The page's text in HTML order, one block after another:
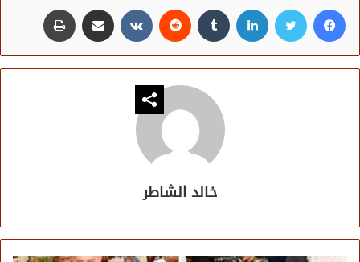
فيسبوك تويتر لينكدإن مشاركة عبر البريد
خالد الشاطر